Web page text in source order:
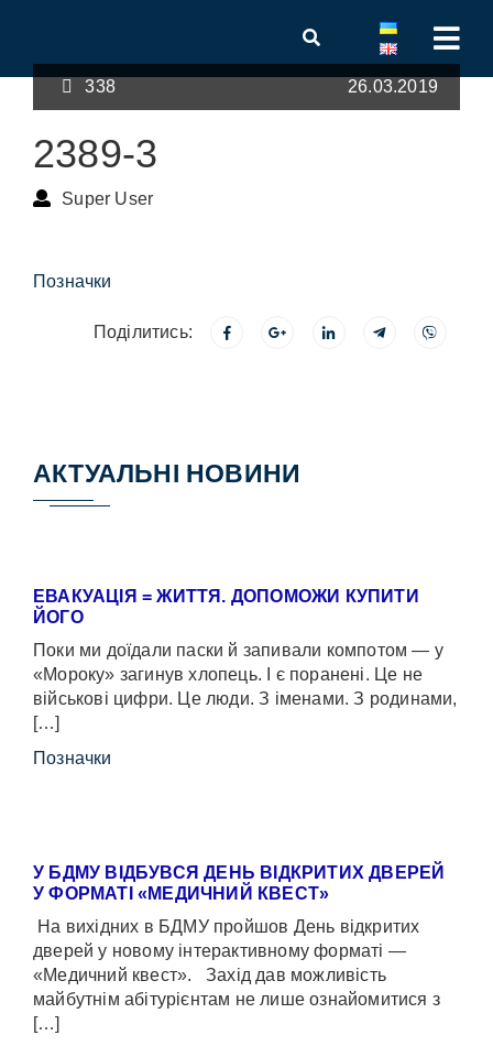
338 26.03.2019
2389-3
Super User
Позначки
Поділитись:
АКТУАЛЬНІ НОВИНИ
ЕВАКУАЦІЯ = ЖИТТЯ. ДОПОМОЖИ КУПИТИ
ЙОГО
Поки ми доїдали паски й запивали компотом — у
«Мороку» загинув хлопець. І є поранені. Це не
військові цифри. Це люди. З іменами. З родинами,
[…]
Позначки
У БДМУ ВІДБУВСЯ ДЕНЬ ВІДКРИТИХ ДВЕРЕЙ
У ФОРМАТІ «МЕДИЧНИЙ КВЕСТ»
На вихідних в БДМУ пройшов День відкритих
дверей у новому інтерактивному форматі —
«Медичний квест». Захід дав можливість
майбутнім абітурієнтам не лише ознайомитися з
[…]